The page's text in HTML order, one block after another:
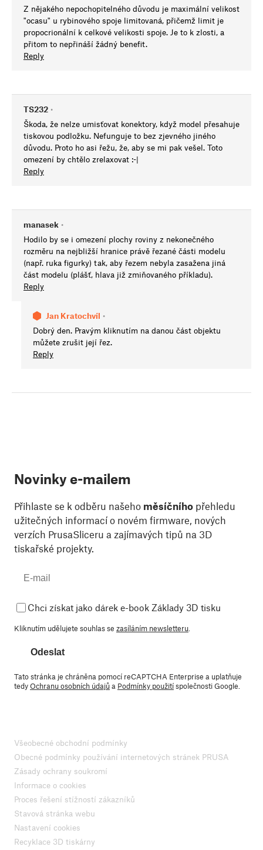
Z nějakého nepochopitelného důvodu je maximální velikost
"ocasu" u rybinového spoje limitovaná, přičemž limit je
propocrionální k celkové velikosti spoje. Je to k zlosti, a
přitom to nepřináší žádný benefit.
Reply
TS232 •
Škoda, že nelze umisťovat konektory, když model přesahuje
tiskovou podložku. Nefunguje to bez zjevného jiného
důvodu. Proto ho asi řežu, že, aby se mi pak vešel. Toto
omezení by chtělo zrelaxovat :-|
Reply
manasek •
Hodilo by se i omezení plochy roviny z nekonečného
rozměru na nejbližší hranice právě řezané části modelu
(např. ruka figurky) tak, aby řezem nebyla zasažena jiná
část modelu (plášť, hlava již zmiňovaného příkladu).
Reply
Jan Kratochvíl •
Dobrý den. Pravým kliknutím na danou část objektu
můžete zrušit její řez.
Reply
Novinky e-mailem
Přihlaste se k odběru našeho měsíčního přehledu
užitečných informací o novém firmware, nových
verzích PrusaSliceru a zajímavých tipů na 3D
tiskařské projekty.
Chci získat jako dárek e-book Základy 3D tisku
Kliknutím udělujete souhlas se zasíláním newsletteru.
Odeslat
Tato stránka je chráněna pomocí reCAPTCHA Enterprise a uplatňuje
tedyOchranu osobních údajůa Podmínky použitíspolečnosti Google.
Všeobecné obchodní podmínky
Obecné podmínky používání internetových stránek PRUSA
Zásady ochrany soukromí
Informace o cookies
Proces řešení stížností zákazníků
Stavová stránka webu
Nastavení cookies
Recyklace 3D tiskárny